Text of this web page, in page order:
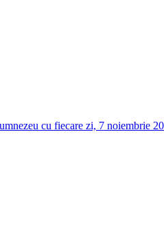
cu fiecare zi, 7 noiembrie